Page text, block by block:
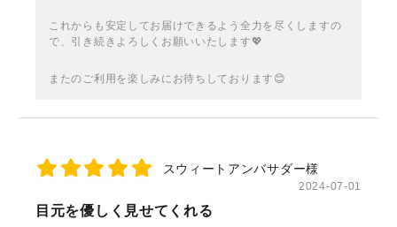
これからも安定してお届けできるよう全力を尽くしますの
で、引き続きよろしくお願いいたします💖
またのご利用を楽しみにお待ちしております😊
スウィートアンバサダー様
2024-07-01
目元を優しく見せてくれる